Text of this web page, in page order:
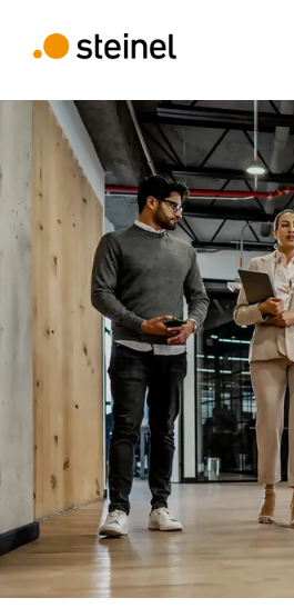
Ricerca
Inserire il termine di ricerca